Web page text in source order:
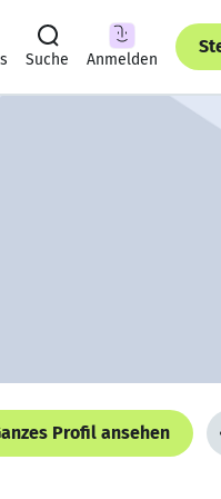
Suche Anmelden
Profil ansehen